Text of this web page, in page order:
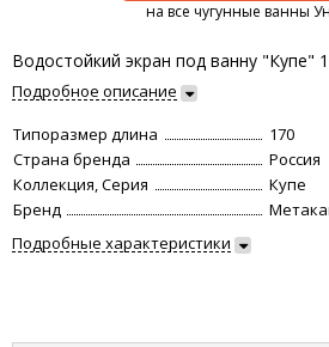
на все чугунные ванны
Водостойкий экран под ванну "Купе"
Подробное описание
Типоразмер длина
170
Страна бренда
Россия
Коллекция, Серия
Купе
Бренд
Подробные характеристики